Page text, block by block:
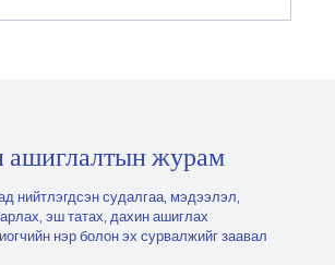
ашиглалтын журам
нийтлэгдсэн судалгаа, мэдээлэл,
эш татах, дахин ашиглах
нэр болон эх сурвалжийг заавал